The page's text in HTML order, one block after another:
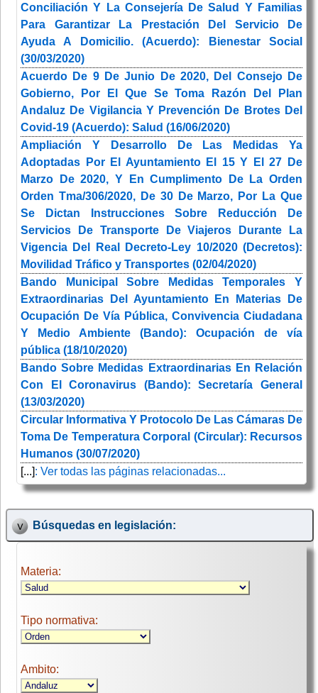
Conciliación Y La Consejería De Salud Y Familias
Para Garantizar La Prestación Del Servicio De
Ayuda A Domicilio. (Acuerdo): Bienestar Social
(30/03/2020)
Acuerdo De 9 De Junio De 2020, Del Consejo De
Gobierno, Por El Que Se Toma Razón Del Plan
Andaluz De Vigilancia Y Prevención De Brotes Del
Covid-19 (Acuerdo): Salud (16/06/2020)
Ampliación Y Desarrollo De Las Medidas Ya
Adoptadas Por El Ayuntamiento El 15 Y El 27 De
Marzo De 2020, Y En Cumplimento De La Orden
Orden Tma/306/2020, De 30 De Marzo, Por La Que
Se Dictan Instrucciones Sobre Reducción De
Servicios De Transporte De Viajeros Durante La
Vigencia Del Real Decreto-Ley 10/2020 (Decretos):
Movilidad Tráfico y Transportes (02/04/2020)
Bando Municipal Sobre Medidas Temporales Y
Extraordinarias Del Ayuntamiento En Materias De
Ocupación De Vía Pública, Convivencia Ciudadana
Y Medio Ambiente (Bando): Ocupación de vía
pública (18/10/2020)
Bando Sobre Medidas Extraordinarias En Relación
Con El Coronavirus (Bando): Secretaría General
(13/03/2020)
Circular Informativa Y Protocolo De Las Cámaras De
Toma De Temperatura Corporal (Circular): Recursos
Humanos (30/07/2020)
[...]: Ver todas las páginas relacionadas...
Búsquedas en legislación:
Materia:
Tipo normativa:
Ambito: